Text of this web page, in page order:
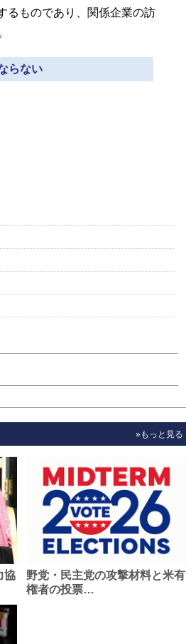
るものであり、関係企業の訪
らない
»もっと見る
協
野党・民主党の攻撃材料と米有
権者の投票…